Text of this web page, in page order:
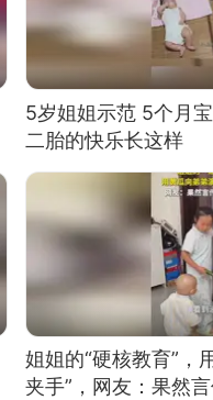
5岁姐姐示范 5个月
二胎的快乐长这样
姐姐的“硬核教育”，
夹手”，网友：果然